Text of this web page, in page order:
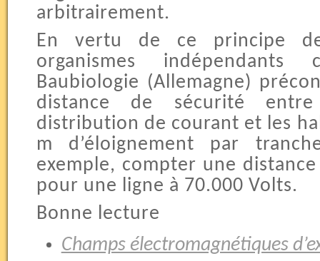
arbitrairement.
En vertu de ce principe
organismes
Baubiologie (Allemagne)
distance de sécurité
distribution de courant et les
m d’éloignement par
exemple, compter une
pour une ligne à 70.000 Volts.
Bonne lecture
Champs électromagnétiques